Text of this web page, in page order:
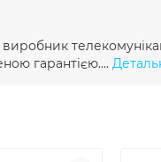
гарантією....